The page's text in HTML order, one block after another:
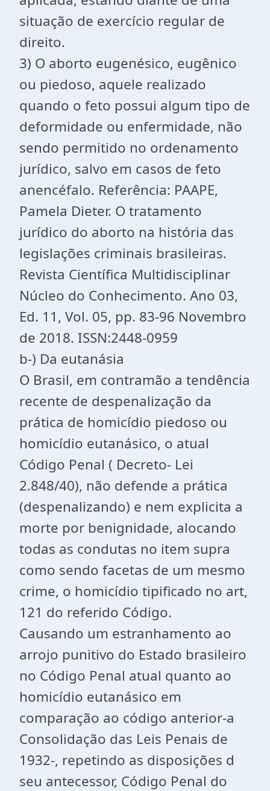
situação de exercício regular de
direito.
3) O aborto eugenésico, eugênico
ou piedoso, aquele realizado
quando o feto possui algum tipo de
deformidade ou enfermidade, não
sendo permitido no ordenamento
jurídico, salvo em casos de feto
anencéfalo. Referência: PAAPE,
Pamela Dieter. O tratamento
jurídico do aborto na história das
legislações criminais brasileiras.
Revista Científica Multidisciplinar
Núcleo do Conhecimento. Ano 03,
Ed. 11, Vol. 05, pp. 83-96 Novembro
de 2018. ISSN:2448-0959
b-) Da eutanásia
O Brasil, em contramão a tendência
recente de despenalização da
prática de homicídio piedoso ou
homicídio eutanásico, o atual
Código Penal ( Decreto- Lei
2.848/40), não defende a prática
(despenalizando) e nem explicita a
morte por benignidade, alocando
todas as condutas no item supra
como sendo facetas de um mesmo
crime, o homicídio tipificado no art,
121 do referido Código.
Causando um estranhamento ao
arrojo punitivo do Estado brasileiro
no Código Penal atual quanto ao
homicídio eutanásico em
comparação ao código anterior-a
Consolidação das Leis Penais de
1932-, repetindo as disposições d
seu antecessor, Código Penal do